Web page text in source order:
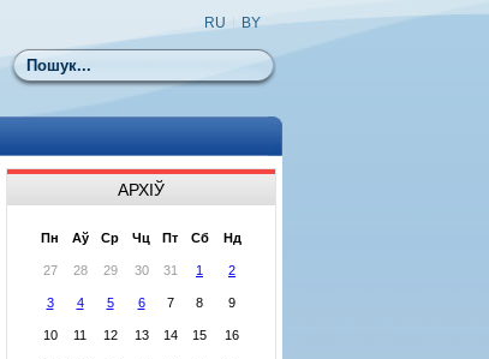
Пошук
RU BY
АРХІЎ
Пн Аў Ср Чц Пт Сб Нд
27 28 29 30 31 1 2
3 4 5 6 7 8 9
10 11 12 13 14 15 16